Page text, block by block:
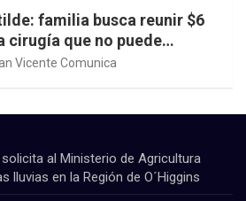
familia busca reunir $6
cirugía que no puede
Vicente Comunica
al Ministerio de Agricultura
lluvias en la Región de O´Higgins